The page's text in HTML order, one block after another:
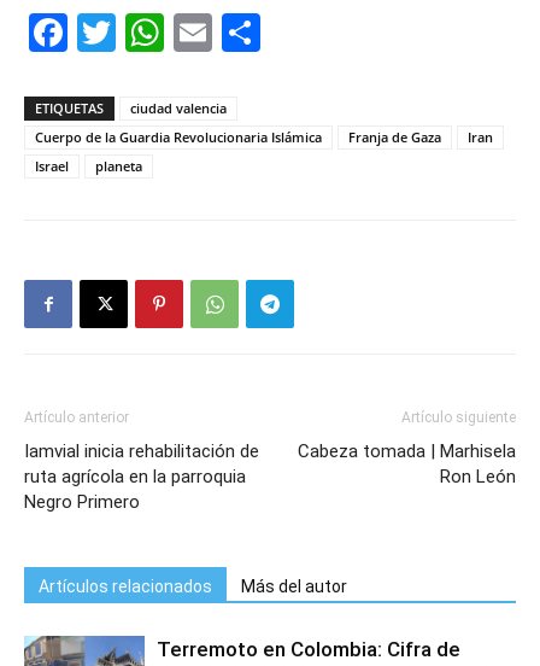
Facebook
Twitter
WhatsApp
Email
ETIQUETAS
ciudad valencia
Cuerpo de la Guardia Revolucionaria Islámica
Franja de Gaza
Iran
Israel
planeta
Artículo anterior
Iamvial inicia rehabilitación de
ruta agrícola en la parroquia
Negro Primero
Artículo siguiente
Cabeza tomada | Marhisela
Ron León
Artículos relacionados Más del autor
Terremoto en Colombia: Cifra de